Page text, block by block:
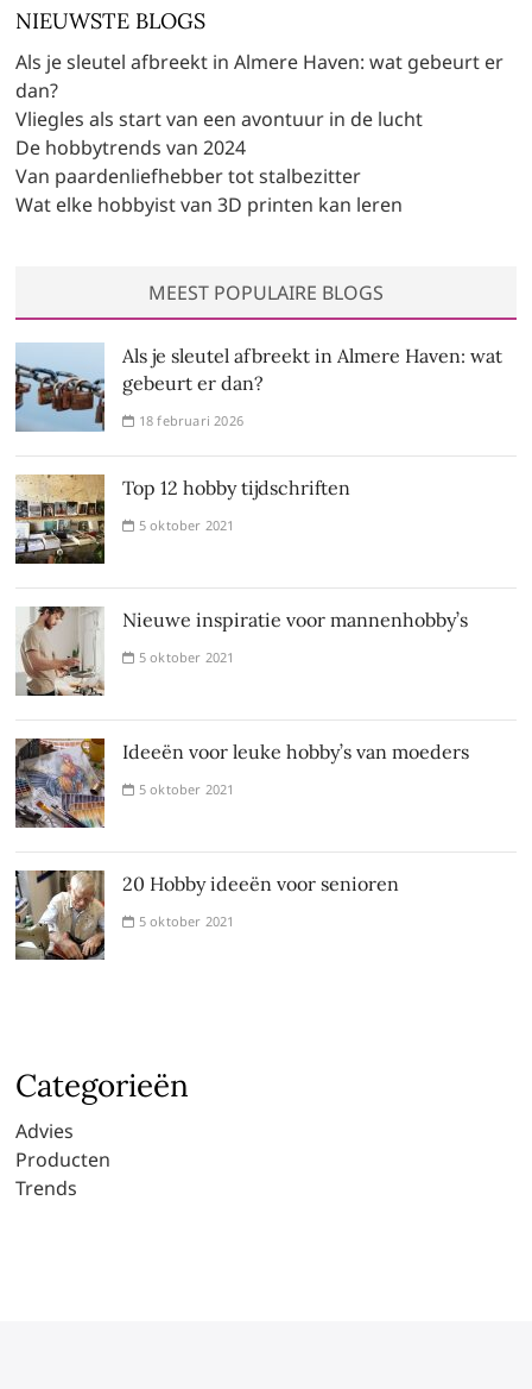
NIEUWSTE BLOGS
Als je sleutel afbreekt in Almere Haven: wat gebeurt er
dan?
Vliegles als start van een avontuur in de lucht
De hobbytrends van 2024
Van paardenliefhebber tot stalbezitter
Wat elke hobbyist van 3D printen kan leren
MEEST POPULAIRE BLOGS
Als je sleutel afbreekt in Almere Haven: wat
gebeurt er dan?
18 februari 2026
Top 12 hobby tijdschriften
5 oktober 2021
Nieuwe inspiratie voor mannenhobby’s
5 oktober 2021
Ideeën voor leuke hobby’s van moeders
5 oktober 2021
20 Hobby ideeën voor senioren
5 oktober 2021
Categorieën
Advies
Producten
Trends